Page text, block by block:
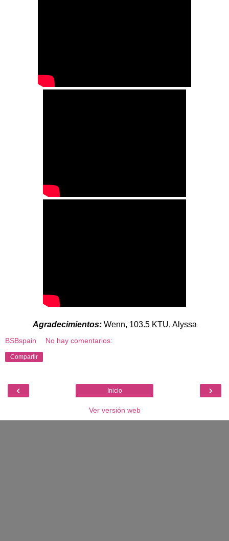
Agradecimientos:Wenn, 103.5 KTU, Alyssa
BSBspain No hay comentarios:
Compartir
‹ ›
Inicio
Ver versión web